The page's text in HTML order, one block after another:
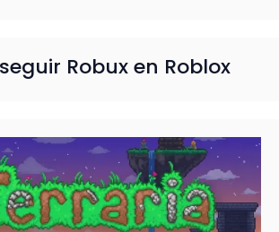
Robux en Roblox